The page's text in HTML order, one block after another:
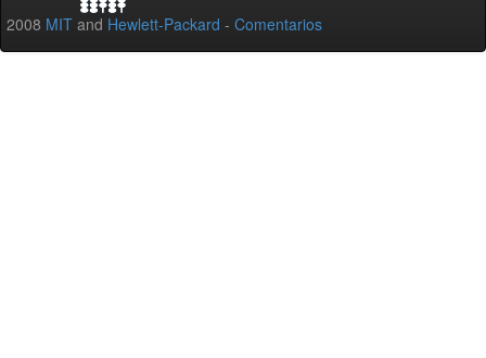
2008 MIT and Hewlett-Packard - Comentarios